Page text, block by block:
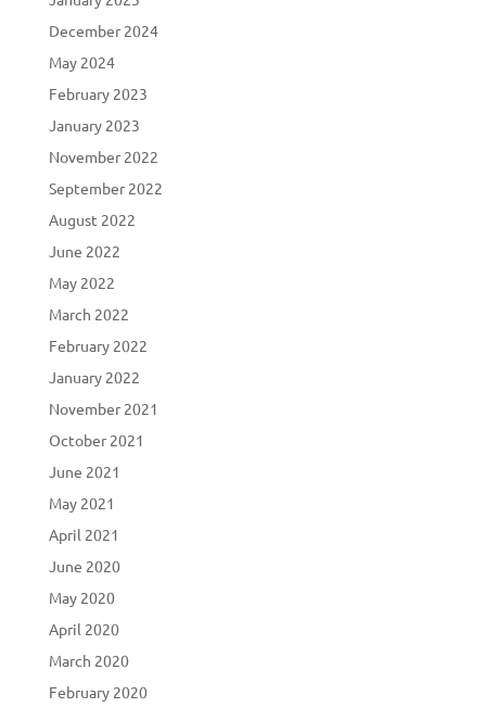
December 2024
May 2024
February 2023
January 2023
November 2022
September 2022
August 2022
June 2022
May 2022
March 2022
February 2022
January 2022
November 2021
October 2021
June 2021
May 2021
April 2021
June 2020
May 2020
April 2020
March 2020
February 2020